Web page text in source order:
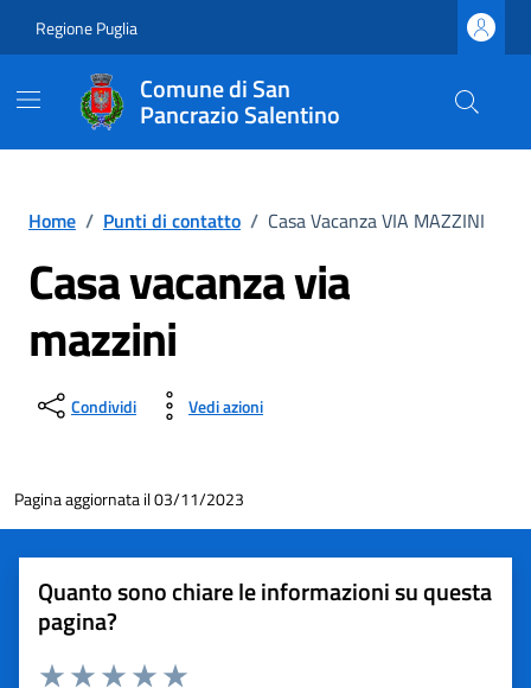
Regione Puglia
Comune di San
Pancrazio Salentino
Home / Punti di contatto / Casa Vacanza VIA MAZZINI
Casa vacanza via
mazzini
Condividi Vedi azioni
Pagina aggiornata il 03/11/2023
Quanto sono chiare le informazioni su questa
pagina?